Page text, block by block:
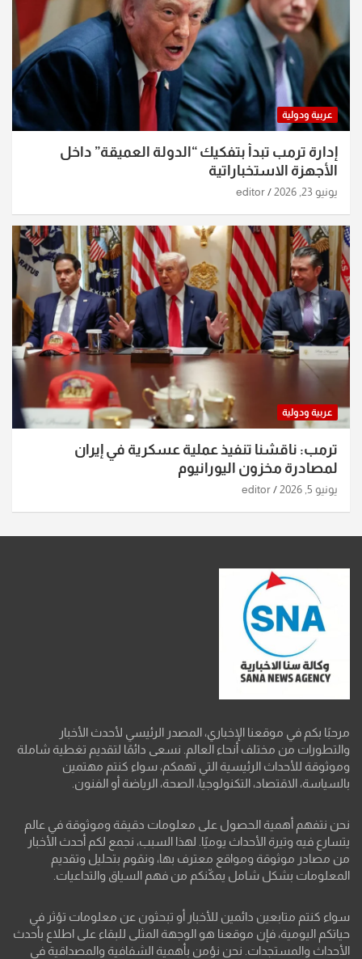
عربية ودولية
إدارة ترمب تبدأ بتفكيك “الدولة العميقة” داخل
الأجهزة الاستخباراتية
يونيو 23, 2026 editor
عربية ودولية
ترمب: ناقشنا تنفيذ عملية عسكرية في إيران
لمصادرة مخزون اليورانيوم
يونيو 5, 2026 editor
مرحبًا بكم في موقعنا الإخباري، المصدر الرئيسي لأحدث الأخبار
والتطورات من مختلف أنحاء العالم. نسعى دائمًا لتقديم تغطية شاملة
وموثوقة للأحداث الرئيسية التي تهمكم، سواء كنتم مهتمين
بالسياسة، الاقتصاد، التكنولوجيا، الصحة، الرياضة أو الفنون.
نحن نتفهم أهمية الحصول على معلومات دقيقة وموثوقة في عالم
يتسارع فيه وتيرة الأحداث يوميًا. لهذا السبب، نجمع لكم أحدث الأخبار
من مصادر موثوقة ومواقع معترف بها، ونقوم بتحليل وتقديم
المعلومات بشكل شامل يمكّنكم من فهم السياق والتداعيات.
سواء كنتم متابعين دائمين للأخبار أو تبحثون عن معلومات تؤثر في
حياتكم اليومية، فإن موقعنا هو الوجهة المثلى للبقاء على اطلاع بأحدث
الأحداث والمستجدات. نحن نؤمن بأهمية الشفافية والمصداقية في